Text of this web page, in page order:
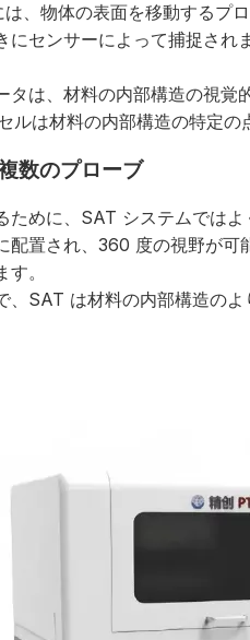
、物体の表面を移動するプ
にセンサーによって捕捉さ
タは、材料の内部構造の視
は材料の内部構造の特定の
数のプローブ
ために、SAT システムではよ
配置され、360 度の視野が
。
、SAT は材料の内部構造の